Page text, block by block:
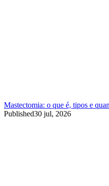
Mastectomia: o que é, tipos e
Published30 jul, 2026